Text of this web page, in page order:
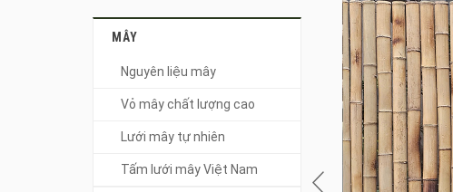
MÂY
Nguyên liệu mây
Vỏ mây chất lượng cao
Lưới mây tự nhiên
Tấm lưới mây Việt Nam